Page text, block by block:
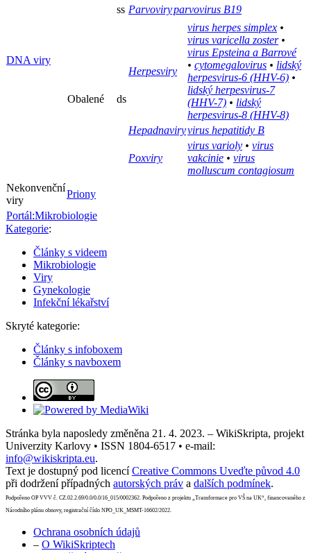
DNA viry
ss Parvoviryparvovirus B19
Obalené ds
Herpesviry
virus herpes simplex •
virus varicella zoster•
virus Epsteina a Barrové
• cytomegalovirus • lidský
herpesvirus-6 (HHV-6) •
lidský herpesvirus-7
(HHV-7) • lidský
herpesvirus-8 (HHV-8)
Hepadnaviryvirus hepatitidy B
Poxviry
virus varioly • virus
vakcinie • virus
molluscum contagiosum
Nekonvenční
viry
Priony
Portál:Mikrobiologie
Kategorie:
Články s videem
Mikrobiologie
Viry
Gynekologie
Infekční lékařství
Skryté kategorie:
Články s infoboxem
Články s navboxem
Stránka byla naposledy změněna 21. 4. 2023. – WikiSkripta, projekt
Univerzity Karlovy • ISSN 1804-6517 • e-mail:
info@wikiskripta.eu.
Text je dostupný pod licencíCreative Commons Uveďte původ 4.0
při dodržení případných autorských práv a dalších podmínek.
Podpořeno OP VVV č. CZ.02.2.69/0.0/0.0/16_015/0002362. Podpořeno z projektu „Transformace pro VŠ na UK“, financovaného z
Národního plánu obnovy, registrační číslo NPO_UK_MSMT-16602/2022.
Ochrana osobních údajů
– O WikiSkriptech